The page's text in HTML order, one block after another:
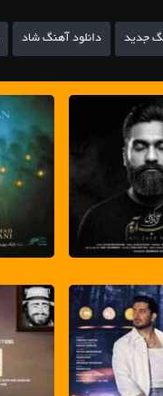
جدید دانلود آهنگ شاد